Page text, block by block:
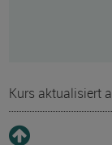
Kurs aktualisiert